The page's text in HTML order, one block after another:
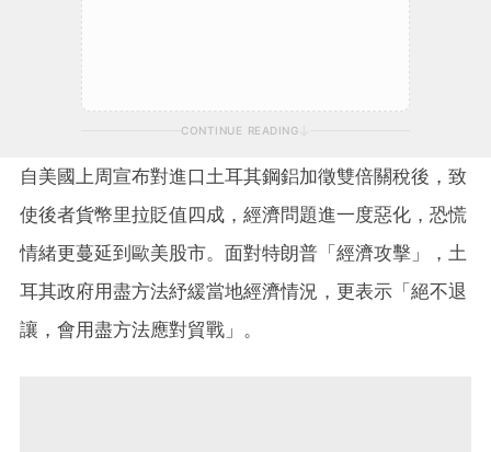
CONTINUE READING
自美國上周宣布對進口土耳其鋼鋁加徵雙倍關稅後，致
使後者貨幣里拉貶值四成，經濟問題進一度惡化，恐慌
情緒更蔓延到歐美股市。面對特朗普「經濟攻擊」，土
耳其政府用盡方法紓緩當地經濟情況，更表示「絕不退
讓，會用盡方法應對貿戰」。